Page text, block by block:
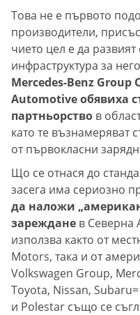
Това не е първото
производители,
чието цел е да
инфраструктура за
Mercedes-Benz Group
Automotive обявиха
партньорство в
като те възнамеряват
от първокласни
Що се отнася до
засега има сериозно
да наложи
зареждане в Северна
използва както от
Motors, така и от
Volkswagen Group,
Toyota, Nissan,
и Polestar също се